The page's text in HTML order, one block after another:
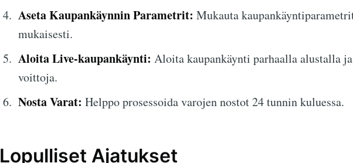
Aseta Kaupankäynnin Parametrit: Mukauta
mukaisesti.
Aloita Live-kaupankäynti: Aloita kaupankäynti parhaalla alustalla
voittoja.
Nosta Varat: Helppo prosessoida varojen nostot 24 tunnin kuluessa.
Lopulliset Ajatukset